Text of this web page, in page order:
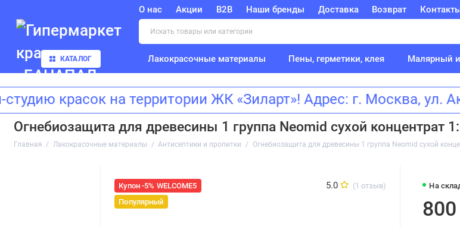
О нас Акции B2B Наши бренды Доставка Возврат
КАТАЛОГ Лакокрасочные материалы Пены, герметики, клея Малярный
красок на территории ЖК «Зиларт»! Адрес: г. Москва,
Огнебиозащита для древесины 1 группа Neomid сухой концентрат
Главная Лакокрасочные материалы Антисептики и пропитки Огнебиозащита для древесины 1 группа Neomid сухой
Купон -5% WELCOME5
Популярный
5.0 (1 отзыв) На